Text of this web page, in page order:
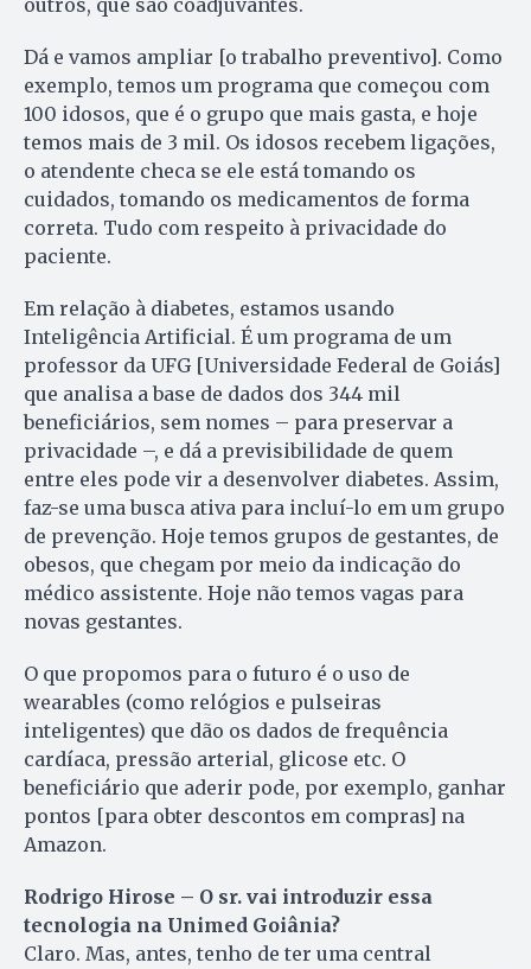
outros, que são coadjuvantes.
Dá e vamos ampliar [o trabalho preventivo]. Como
exemplo, temos um programa que começou com
100 idosos, que é o grupo que mais gasta, e hoje
temos mais de 3 mil. Os idosos recebem ligações,
o atendente checa se ele está tomando os
cuidados, tomando os medicamentos de forma
correta. Tudo com respeito à privacidade do
paciente.
Em relação à diabetes, estamos usando
Inteligência Artificial. É um programa de um
professor da UFG [Universidade Federal de Goiás]
que analisa a base de dados dos 344 mil
beneficiários, sem nomes – para preservar a
privacidade –, e dá a previsibilidade de quem
entre eles pode vir a desenvolver diabetes. Assim,
faz-se uma busca ativa para incluí-lo em um grupo
de prevenção. Hoje temos grupos de gestantes, de
obesos, que chegam por meio da indicação do
médico assistente. Hoje não temos vagas para
novas gestantes.
O que propomos para o futuro é o uso de
wearables (como relógios e pulseiras
inteligentes) que dão os dados de frequência
cardíaca, pressão arterial, glicose etc. O
beneficiário que aderir pode, por exemplo, ganhar
pontos [para obter descontos em compras] na
Amazon.
Rodrigo Hirose – O sr. vai introduzir essa
tecnologia na Unimed Goiânia?
Claro. Mas, antes, tenho de ter uma central